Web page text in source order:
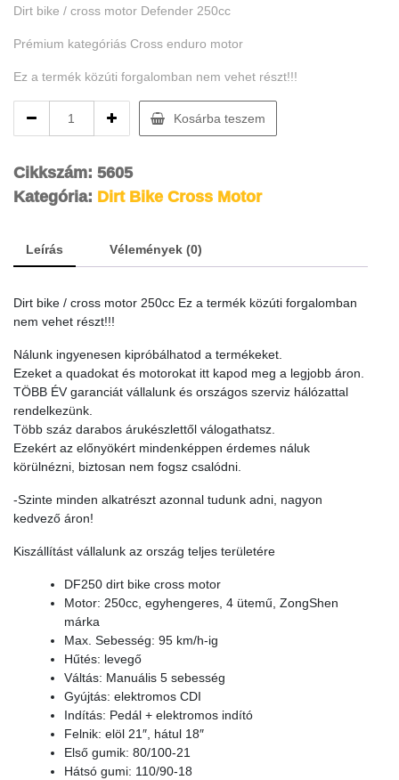
Dirt bike / cross motor Defender 250cc
Prémium kategóriás Cross enduro motor
Ez a termék közúti forgalomban nem vehet részt!!!
21/18
DF250
Kosárba teszem
Cikkszám: 5605
Kategória: Dirt Bike Cross Motor
Leírás Vélemények (0)
Dirt bike / cross motor 250cc Ez a termék közúti forgalomban
nem vehet részt!!!
Nálunk ingyenesen kipróbálhatod a termékeket.
Ezeket a quadokat és motorokat itt kapod meg a legjobb áron.
TÖBB ÉV garanciát vállalunk és országos szerviz hálózattal
rendelkezünk.
Több száz darabos árukészlettől válogathatsz.
Ezekért az előnyökért mindenképpen érdemes náluk
körülnézni, biztosan nem fogsz csalódni.
-Szinte minden alkatrészt azonnal tudunk adni, nagyon
kedvező áron!
Kiszállítást vállalunk az ország teljes területére
DF250 dirt bike cross motor
Motor: 250cc, egyhengeres, 4 ütemű, ZongShen
márka
Max. Sebesség: 95 km/h-ig
Hűtés: levegő
Váltás: Manuális 5 sebesség
Gyújtás: elektromos CDI
Indítás: Pedál + elektromos indító
Felnik: elöl 21″, hátul 18″
Első gumik: 80/100-21
Hátsó gumi: 110/90-18